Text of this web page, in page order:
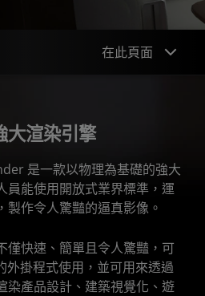
在此頁面
主要功能
詳細功能
資源
大渲染引擎
是一款以物理為基礎的強大
員能使用開放式業界標準，運
製作令人驚豔的逼真影像。
快速、簡單且令人驚豔，可
掛程式使用，並可用來透過
染產品設計、建築視覺化、遊